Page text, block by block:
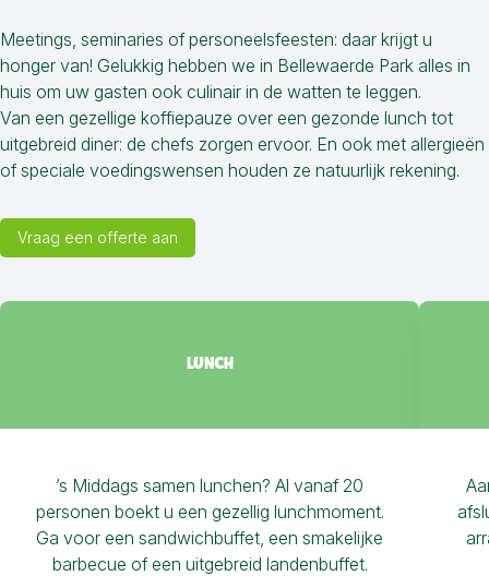
Meetings, seminaries of personeelsfeesten: daar krijgt u
honger van! Gelukkig hebben we in Bellewaerde Park alles in
huis om uw gasten ook culinair in de watten te leggen.
Van een gezellige koffiepauze over een gezonde lunch tot
uitgebreid diner: de chefs zorgen ervoor. En ook met allergieën
of speciale voedingswensen houden ze natuurlijk rekening.
Vraag een offerte aan
LUNCH
’s Middags samen lunchen? Al vanaf 20
personen boekt u een gezellig lunchmoment.
Ga voor een sandwichbuffet, een smakelijke
barbecue of een uitgebreid landenbuffet.